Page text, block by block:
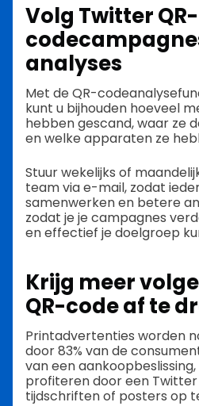
Volg Twitter QR-
analyses
Met de QR-
kunt u bijhouden hoeveel
hebben gescand, waar ze
en welke apparaten ze
Stuur wekelijks of
team via e-mail, zodat
samenwerken en betere
zodat je je campagnes
en effectief je doelgroep
Krijg meer
QR-code af te
Printadvertenties worden
door 83% van de
van een
profiteren door een
tijdschriften of posters op